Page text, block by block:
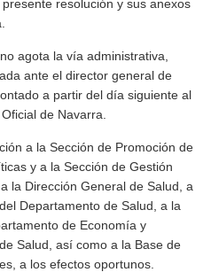
resolución y sus anexos
agota la vía administrativa,
ante el director general de
a partir del día siguiente al
de Navarra.
a la Sección de Promoción de
y a la Sección de Gestión
la Dirección General de Salud, a
Departamento de Salud, a la
de Economía y
Salud, así como a la Base de
a los efectos oportunos.